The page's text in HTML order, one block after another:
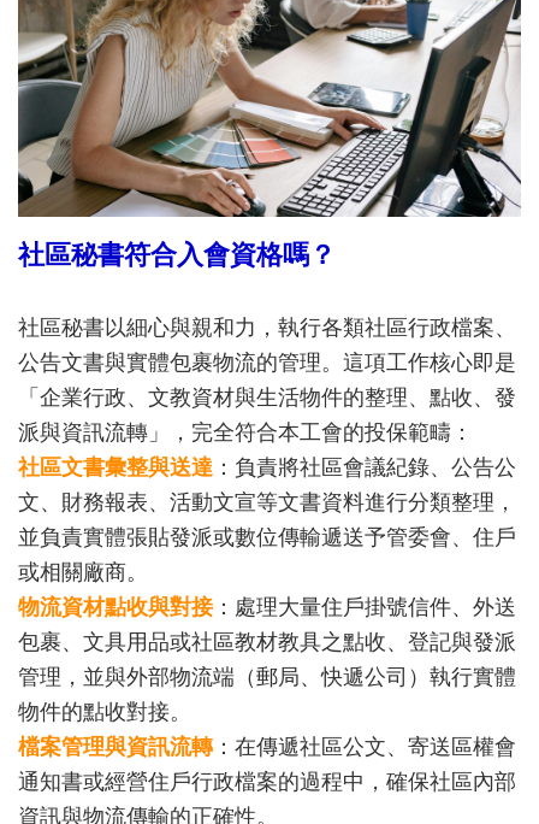
社區秘書符合入會資格嗎？
社區秘書以細心與親和力，執行各類社區行政檔案、
公告文書與實體包裹物流的管理。這項工作核心即是
「企業行政、文教資材與生活物件的整理、點收、發
派與資訊流轉」，完全符合本工會的投保範疇：
社區文書彙整與送達 ：負責將社區會議紀錄、公告公
文、財務報表、活動文宣等文書資料進行分類整理，
並負責實體張貼發派或數位傳輸遞送予管委會、住戶
或相關廠商。
物流資材點收與對接：處理大量住戶掛號信件、外送
包裹、文具用品或社區教材教具之點收、登記與發派
管理，並與外部物流端（郵局、快遞公司）執行實體
物件的點收對接。
檔案管理與資訊流轉：在傳遞社區公文、寄送區權會
通知書或經營住戶行政檔案的過程中，確保社區內部
資訊與物流傳輸的正確性。